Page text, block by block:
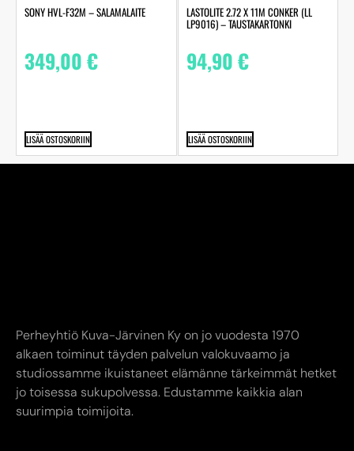
SONY HVL-F32M – SALAMALAITE
349,00€
LISÄÄ OSTOSKORIIN
LASTOLITE 2.72 X 11M CONKER (LL
LP9016) – TAUSTAKARTONKI
94,90€
LISÄÄ OSTOSKORIIN